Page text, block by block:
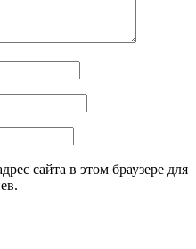
сайта в этом браузере для